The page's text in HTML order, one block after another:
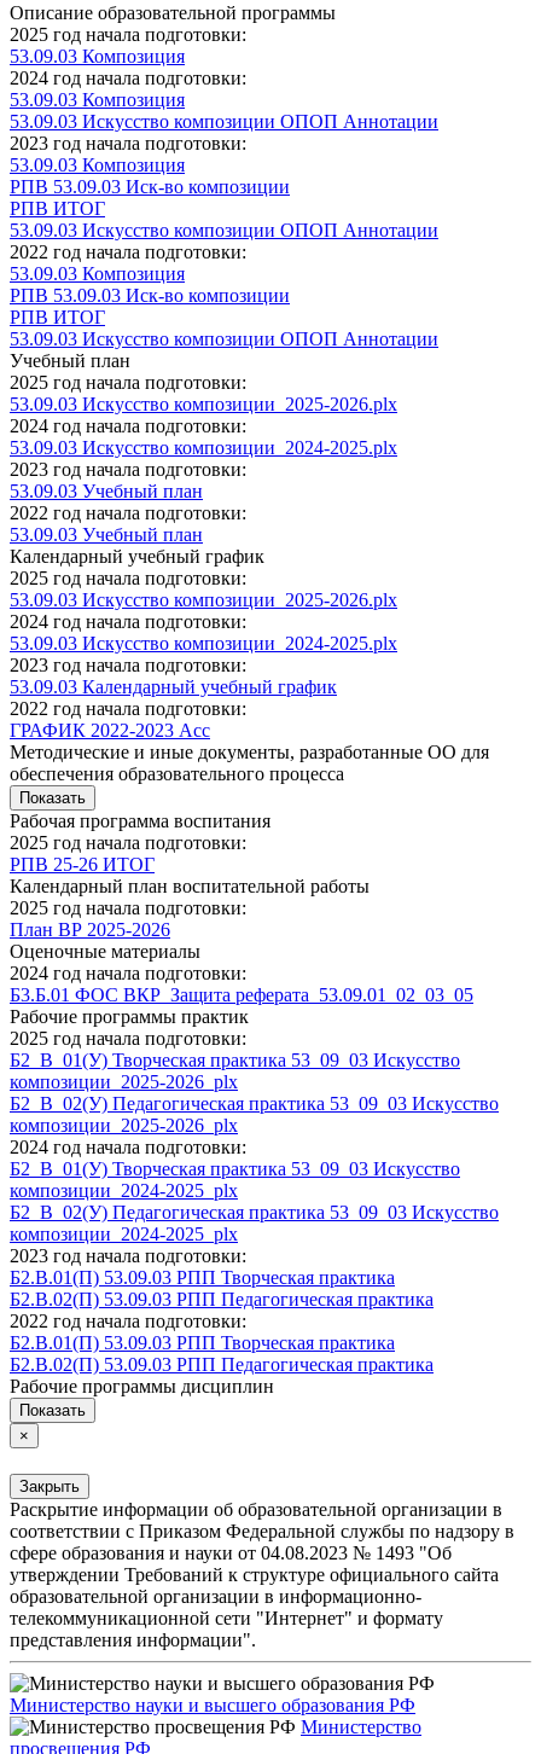
Описание образовательной программы
2025 год начала подготовки:
53.09.03 Композиция
2024 год начала подготовки:
53.09.03 Композиция
53.09.03 Искусство композиции ОПОП Аннотации
2023 год начала подготовки:
53.09.03 Композиция
РПВ 53.09.03 Иск-во композиции
РПВ ИТОГ
53.09.03 Искусство композиции ОПОП Аннотации
2022 год начала подготовки:
53.09.03 Композиция
РПВ 53.09.03 Иск-во композиции
РПВ ИТОГ
53.09.03 Искусство композиции ОПОП Аннотации
Учебный план
2025 год начала подготовки:
53.09.03 Искусство композиции_2025-2026.plx
2024 год начала подготовки:
53.09.03 Искусство композиции_2024-2025.plx
2023 год начала подготовки:
53.09.03 Учебный план
2022 год начала подготовки:
53.09.03 Учебный план
Календарный учебный график
2025 год начала подготовки:
53.09.03 Искусство композиции_2025-2026.plx
2024 год начала подготовки:
53.09.03 Искусство композиции_2024-2025.plx
2023 год начала подготовки:
53.09.03 Календарный учебный график
2022 год начала подготовки:
ГРАФИК 2022-2023 Асс
Методические и иные документы, разработанные ОО для
обеспечения образовательного процесса
Показать
Рабочая программа воспитания
2025 год начала подготовки:
РПВ 25-26 ИТОГ
Календарный план воспитательной работы
2025 год начала подготовки:
План ВР 2025-2026
Оценочные материалы
2024 год начала подготовки:
Б3.Б.01 ФОС ВКР_Защита реферата_53.09.01_02_03_05
Рабочие программы практик
2025 год начала подготовки:
Б2_В_01(У) Творческая практика 53_09_03 Искусство
композиции_2025-2026_plx
Б2_В_02(У) Педагогическая практика 53_09_03 Искусство
композиции_2025-2026_plx
2024 год начала подготовки:
Б2_В_01(У) Творческая практика 53_09_03 Искусство
композиции_2024-2025_plx
Б2_В_02(У) Педагогическая практика 53_09_03 Искусство
композиции_2024-2025_plx
2023 год начала подготовки:
Б2.В.01(П) 53.09.03 РПП Творческая практика
Б2.В.02(П) 53.09.03 РПП Педагогическая практика
2022 год начала подготовки:
Б2.В.01(П) 53.09.03 РПП Творческая практика
Б2.В.02(П) 53.09.03 РПП Педагогическая практика
Рабочие программы дисциплин
Показать
×
Закрыть
Раскрытие информации об образовательной организации в
соответствии с Приказом Федеральной службы по надзору в
сфере образования и науки от 04.08.2023 № 1493 "Об
утверждении Требований к структуре официального сайта
образовательной организации в информационно-
телекоммуникационной сети "Интернет" и формату
представления информации".
Министерство науки и высшего образования РФ
Министерство
просвещения РФ